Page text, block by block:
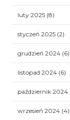
luty 2025 (8)
styczeń 2025 (2)
grudzień 2024 (6)
listopad 2024 (6)
październik 2024
wrzesień 2024 (4)